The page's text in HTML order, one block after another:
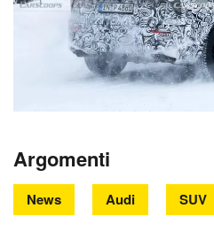
Argomenti
News Audi SUV